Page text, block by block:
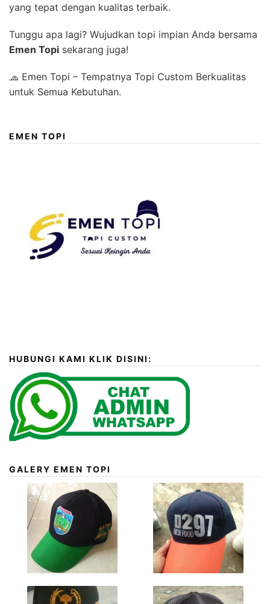
yang tepat dengan kualitas terbaik.
Tunggu apa lagi? Wujudkan topi impian Anda bersama
Emen Topi sekarang juga!
🧢 Emen Topi – Tempatnya Topi Custom Berkualitas
untuk Semua Kebutuhan.
EMEN TOPI
HUBUNGI KAMI KLIK DISINI:
GALERY EMEN TOPI